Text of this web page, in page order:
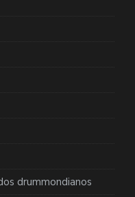
drummondianos